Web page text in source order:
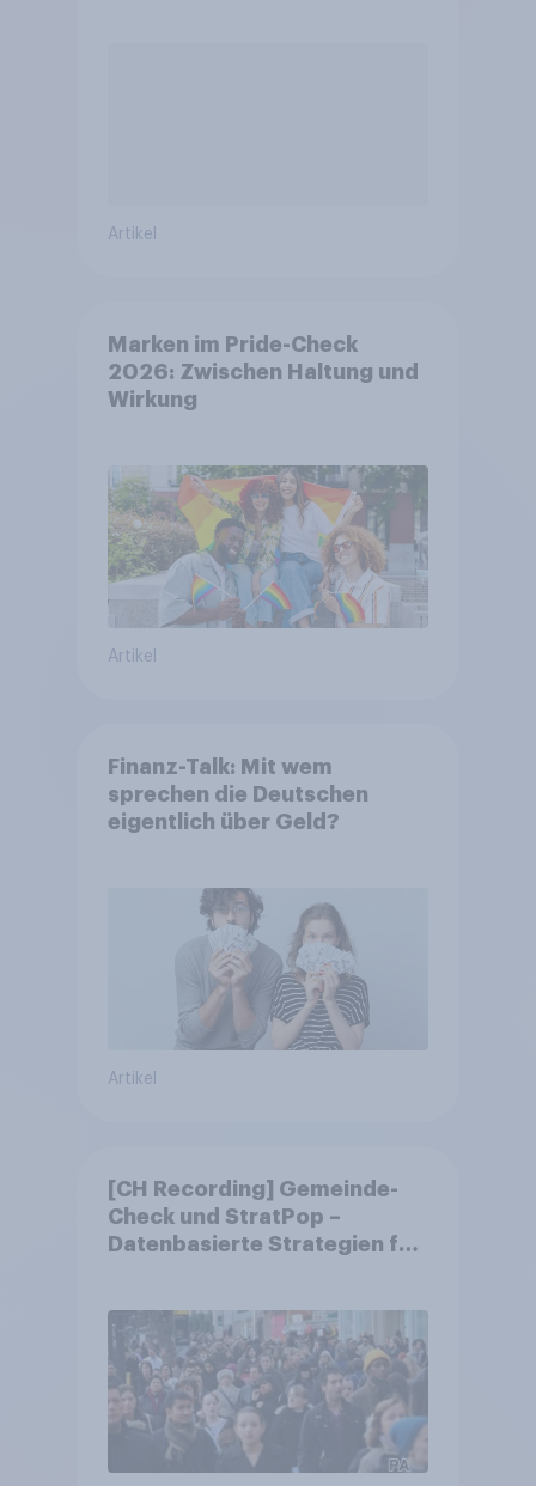
Artikel
Marken im Pride-Check
2026: Zwischen Haltung und
Wirkung
Artikel
Finanz-Talk: Mit wem
sprechen die Deutschen
eigentlich über Geld?
Artikel
[CH Recording] Gemeinde-
Check und StratPop –
Datenbasierte Strategien für